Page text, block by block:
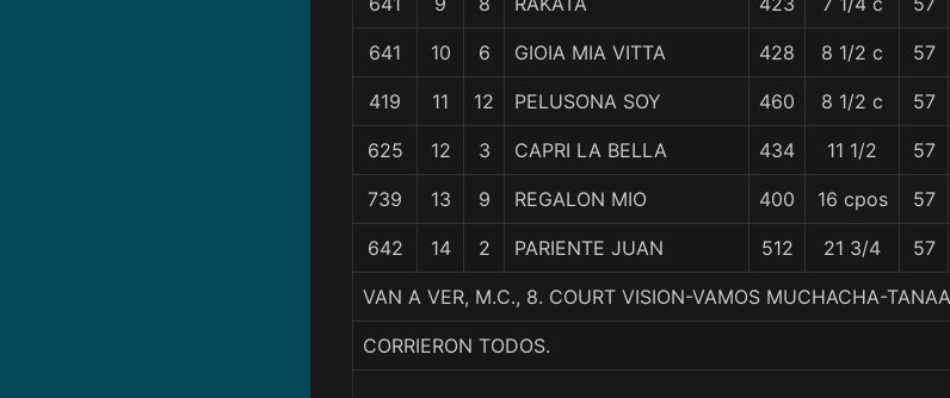
641 10 6 GIOIA MIA VITTA 428 8 1/2 c 57
419 11 12 PELUSONA SOY 460 8 1/2 c 57
625 12 3 CAPRI LA BELLA 434 11 1/2 57
739 13 9 REGALON MIO 400 16 cpos 57
642 14 2 PARIENTE JUAN 512 21 3/4 57
VAN A VER, M.C., 8. COURT VISION-VAMOS MUCHACHA-
CORRIERON TODOS.